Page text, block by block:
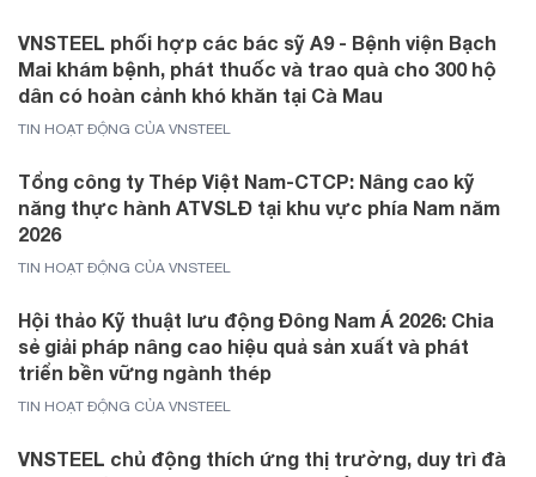
VNSTEEL phối hợp các bác sỹ A9 - Bệnh viện Bạch
Mai khám bệnh, phát thuốc và trao quà cho 300 hộ
dân có hoàn cảnh khó khăn tại Cà Mau
TIN HOẠT ĐỘNG CỦA VNSTEEL
Tổng công ty Thép Việt Nam-CTCP: Nâng cao kỹ
năng thực hành ATVSLĐ tại khu vực phía Nam năm
2026
TIN HOẠT ĐỘNG CỦA VNSTEEL
Hội thảo Kỹ thuật lưu động Đông Nam Á 2026: Chia
sẻ giải pháp nâng cao hiệu quả sản xuất và phát
triển bền vững ngành thép
TIN HOẠT ĐỘNG CỦA VNSTEEL
VNSTEEL chủ động thích ứng thị trường, duy trì đà